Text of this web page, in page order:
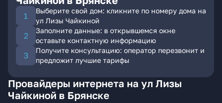
Выберите свой дом: кликните по номеру дома на
ул Лизы Чайкиной
Заполните данные: в открывшемся окне
оставьте контактную информацию
Получите консультацию: оператор перезвонит и
предложит лучшие тарифы
Провайдеры интернета на ул Лизы
Чайкиной в Брянске